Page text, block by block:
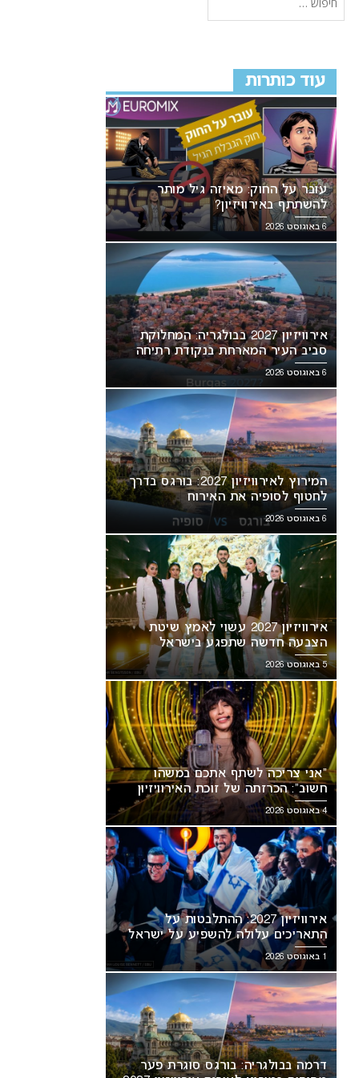
עוד כותרות
עובר על החוק: מאיזה גיל מותר
להשתתף באירוויזיון?
6 באוגוסט 2026
אירוויזיון 2027 בבולגריה: המחלוקת
סביב העיר המארחת בנקודת רתיחה
6 באוגוסט 2026
המירוץ לאירוויזיון 2027: בורגס בדרך
לחטוף לסופיה את האירוח
6 באוגוסט 2026
אירוויזיון 2027 עשוי לאמץ שיטת
הצבעה חדשה שתפגע בישראל
5 באוגוסט 2026
“אני צריכה לשתף אתכם במשהו
חשוב”: הכרזתה של זוכת האירוויזיון
מסעירה את הרשת
4 באוגוסט 2026
אירוויזיון 2027: ההתלבטות על
התאריכים עלולה להשפיע על ישראל
1 באוגוסט 2026
דרמה בבולגריה: בורגס סוגרת פער